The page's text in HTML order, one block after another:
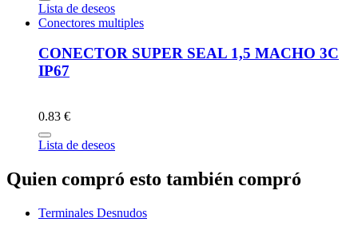
Lista de deseos
Conectores multiples
CONECTOR SUPER SEAL 1,5 MACHO 3C
IP67
0.83 €
Lista de deseos
Quien compró esto también compró
Terminales Desnudos